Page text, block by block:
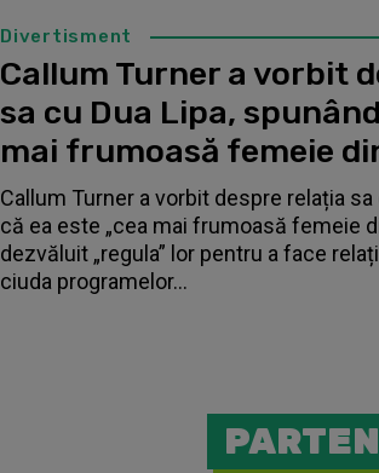
Divertisment
Callum Turner a vorbit
sa cu Dua Lipa,
mai frumoasă femeie
Callum Turner a vorbit despre relația sa
că ea este „cea mai frumoasă femeie
dezvăluit „regula” lor pentru a face
ciuda programelor...